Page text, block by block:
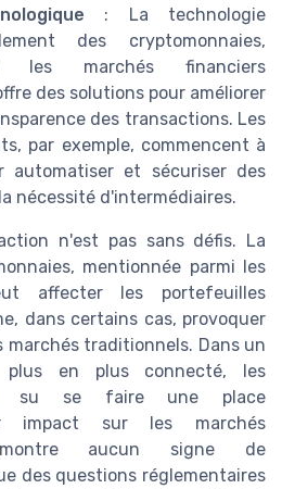
: La technologie
des cryptomonnaies,
les marchés financiers
des solutions pour améliorer
des transactions. Les
par exemple, commencent à
automatiser et sécuriser des
nécessité d'intermédiaires.
n'est pas sans défis. La
mentionnée parmi les
affecter les portefeuilles
dans certains cas, provoquer
marchés traditionnels. Dans un
plus en plus connecté, les
su se faire une place
impact sur les marchés
aucun signe de
des questions réglementaires